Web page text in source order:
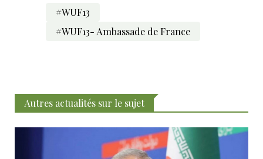
#WUF13
#WUF13- Ambassade de France
Autres actualités sur le sujet